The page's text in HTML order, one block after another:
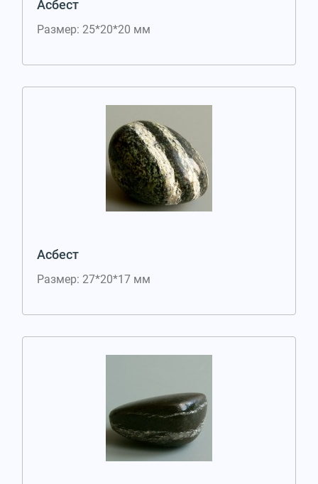
Асбест
Размер: 25*20*20 мм
Асбест
Размер: 27*20*17 мм